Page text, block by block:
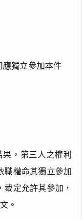
獨立參加本件
，第三人之權利
職權命其獨立參加
定允許其參加，
。